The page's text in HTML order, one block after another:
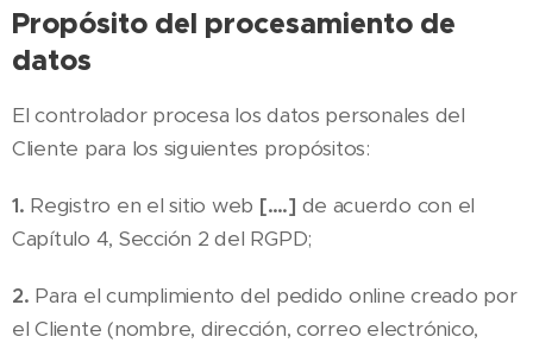
Propósito del procesamiento de
datos
El controlador procesa los datos personales del
Cliente para los siguientes propósitos:
1. Registro en el sitio web [….] de acuerdo con el
Capítulo 4, Sección 2 del RGPD;
2. Para el cumplimiento del pedido online creado por
el Cliente (nombre, dirección, correo electrónico,